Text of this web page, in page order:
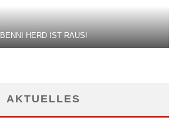
BENNI HERD IST RAUS!
AKTUELLES